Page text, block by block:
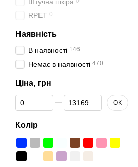
RPET 0
Наявність
В наявності 146
Немає в наявності 470
Ціна, грн
Від Ціна, грн
До Ціна, грн ОК
Колір